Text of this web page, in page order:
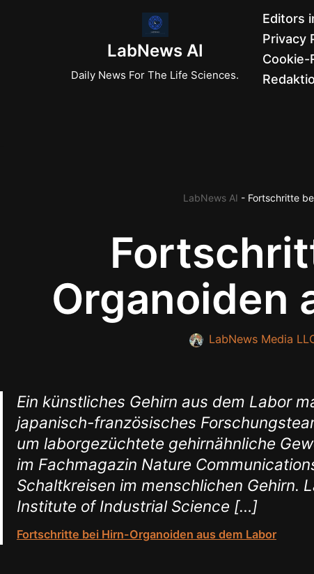
LabNews AI
Daily News For The Life Sciences.
Editors
Privacy
Cookie-
LabNews AI - Fortschritte
Organoiden
LabNews Media
Ein künstliches Gehirn aus dem Labor
japanisch-französisches
um laborgezüchtete gehirnähnliche
im Fachmagazin Nature
Schaltkreisen im menschlichen Gehirn.
Institute of Industrial Science […]
Fortschritte bei Hirn-Organoiden aus dem Labor